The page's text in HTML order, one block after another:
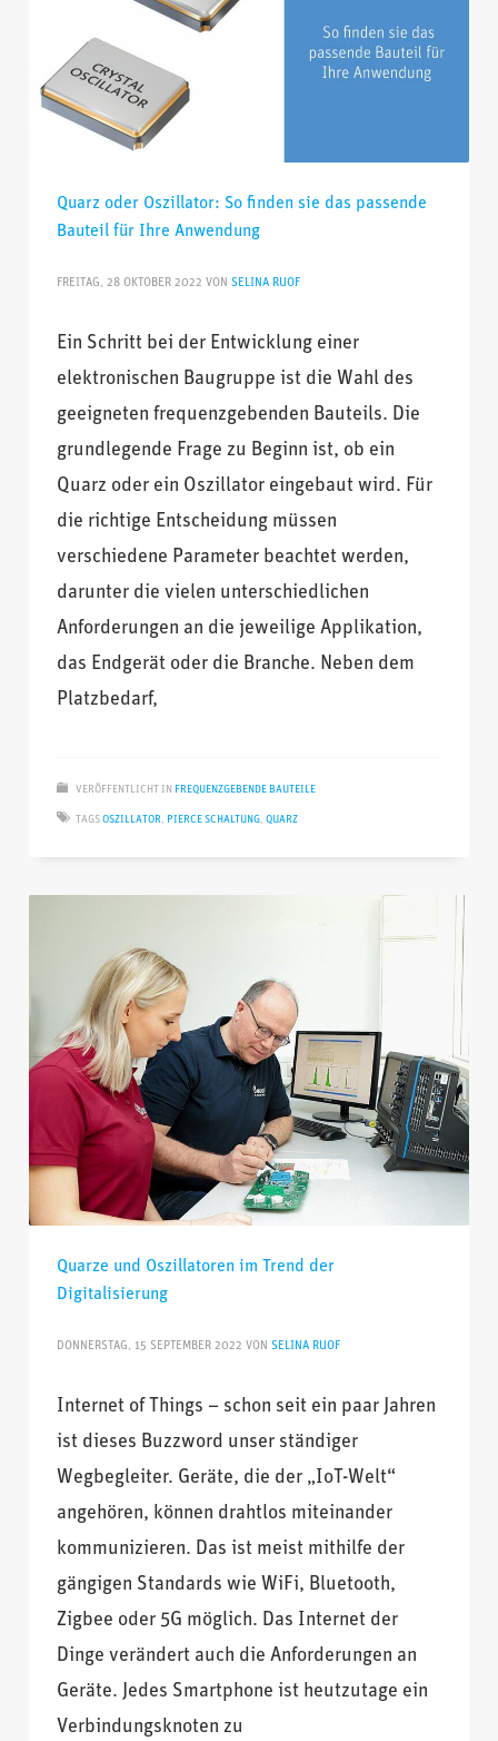
Quarz oder Oszillator: So finden sie das passende
Bauteil für Ihre Anwendung
FREITAG, 28 OKTOBER 2022 VONSELINA RUOF
Ein Schritt bei der Entwicklung einer
elektronischen Baugruppe ist die Wahl des
geeigneten frequenzgebenden Bauteils. Die
grundlegende Frage zu Beginn ist, ob ein
Quarz oder ein Oszillator eingebaut wird. Für
die richtige Entscheidung müssen
verschiedene Parameter beachtet werden,
darunter die vielen unterschiedlichen
Anforderungen an die jeweilige Applikation,
das Endgerät oder die Branche. Neben dem
Platzbedarf,
VERÖFFENTLICHT IN FREQUENZGEBENDE BAUTEILE
TAGS OSZILLATOR, PIERCE SCHALTUNG,QUARZ
Quarze und Oszillatoren im Trend der
Digitalisierung
DONNERSTAG, 15 SEPTEMBER 2022 VONSELINA RUOF
Internet of Things – schon seit ein paar Jahren
ist dieses Buzzword unser ständiger
Wegbegleiter. Geräte, die der „IoT-Welt“
angehören, können drahtlos miteinander
kommunizieren. Das ist meist mithilfe der
gängigen Standards wie WiFi, Bluetooth,
Zigbee oder 5G möglich. Das Internet der
Dinge verändert auch die Anforderungen an
Geräte. Jedes Smartphone ist heutzutage ein
Verbindungsknoten zu